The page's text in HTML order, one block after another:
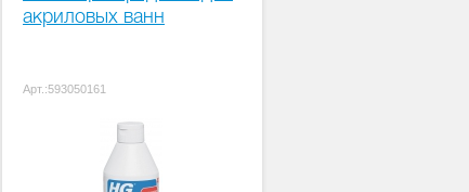
акриловых ванн
Арт.:593050161